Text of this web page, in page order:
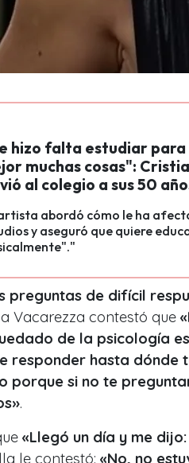
hizo falta estudiar
muchas cosas":
al colegio a sus 50
abordó cómo le ha
y aseguró que quiere
preguntas de difícil
Vacarezza contestó que
de la psicología
responder hasta dónde
porque si no te
.
«Llegó un día y me
le contestó: «No, no